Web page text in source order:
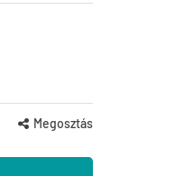
Megosztás